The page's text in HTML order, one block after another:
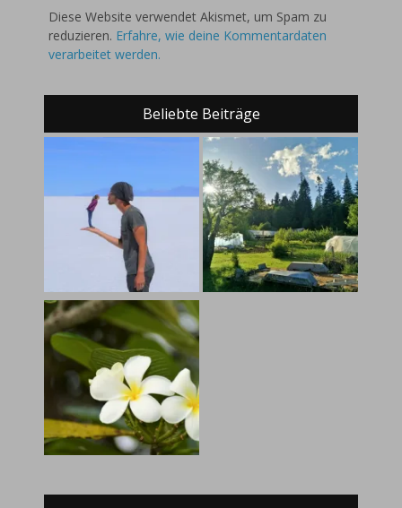
Diese Website verwendet Akismet, um Spam zu
reduzieren. Erfahre, wie deine Kommentardaten
verarbeitet werden.
Beliebte Beiträge